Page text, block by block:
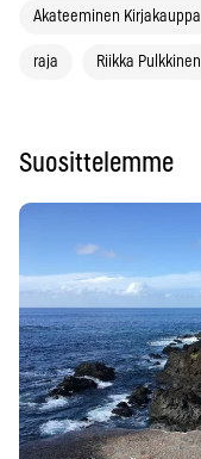
Akateeminen Kirjakauppa
raja Riikka Pulkkinen
Suosittelemme